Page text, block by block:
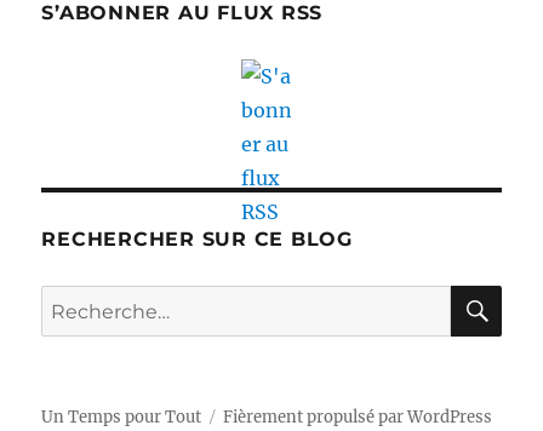
S’ABONNER AU FLUX RSS
RECHERCHER SUR CE BLOG
Recherche
pour :
Un Temps pour Tout Fièrement propulsé par WordPress